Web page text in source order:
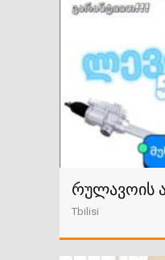
რულავოის
Tbilisi